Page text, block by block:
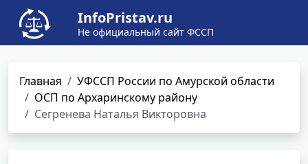
InfoPristav.ru
Не официальный сайт ФССП
Главная
УФССП России по Амурской области
ОСП по Архаринскому району
Сегренева Наталья Викторовна